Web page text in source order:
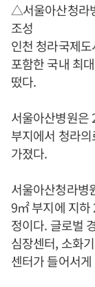
△서울아산청라
조성
인천 청라국제
포함한 국내 최
떴다.
서울아산병원은
부지에서 청라
가졌다.
서울아산청라병
9㎡ 부지에 지하
정이다. 글로벌
심장센터, 소화
센터가 들어서게